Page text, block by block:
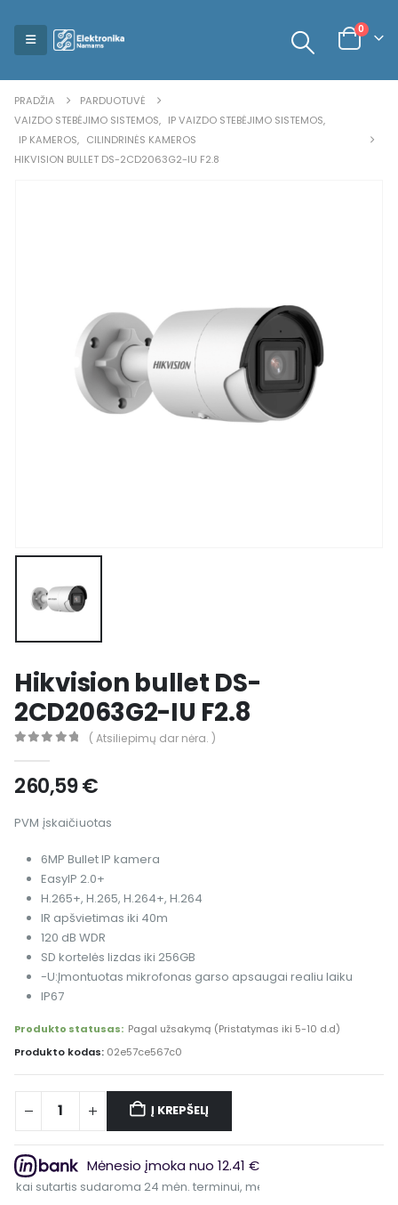
0
PRADŽIA
PARDUOTUVĖ
VAIZDO STEBĖJIMO SISTEMOS, IP VAIZDO STEBĖJIMO SISTEMOS,
IP KAMEROS, CILINDRINĖS KAMEROS
HIKVISION BULLET DS-2CD2063G2-IU F2.8
Hikvision bullet DS-
2CD2063G2-IU F2.8
( Atsiliepimų dar nėra. )
260,59€
PVM įskaičiuotas
6MP Bullet IP kamera
EasyIP 2.0+
H.265+, H.265, H.264+, H.264
IR apšvietimas iki 40m
120 dB WDR
SD kortelės lizdas iki 256GB
-U:Įmontuotas mikrofonas garso apsaugai realiu laiku
IP67
Produkto statusas: Pagal užsakymą (Pristatymas iki 5-10 d.d)
Produkto kodas: 02e57ce567c0
Į KREPŠELĮ
Alternative:
Mėnesio įmoka nuo 12.41 €
sudaroma 24 mėn. terminui, metinė palūkanų norma – 6.9%,